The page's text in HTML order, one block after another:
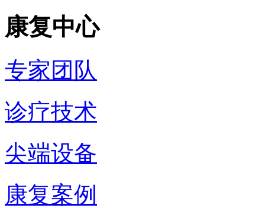
康复中心
专家团队
诊疗技术
尖端设备
康复案例